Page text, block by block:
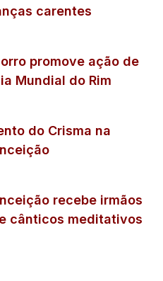
carentes
promove ação de
Mundial do Rim
do Crisma na
recebe irmãos
cânticos meditativos